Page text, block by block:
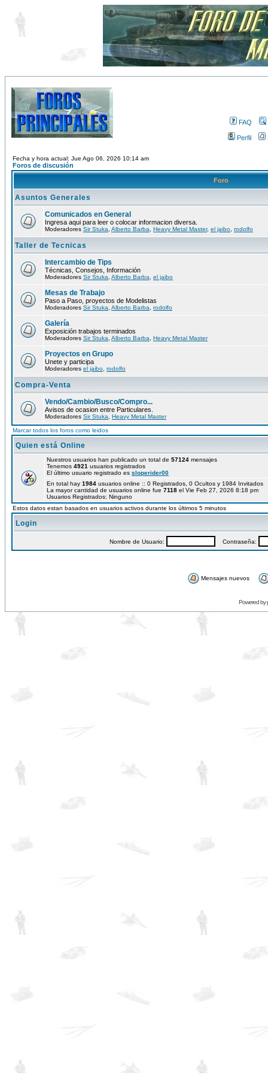
FAQ
Perfil
Fecha y hora actual: Jue Ago 06, 2026 10:14 am
Foros de discusión
Foro
Asuntos Generales
Comunicados en General
Ingresa aqui para leer o colocar informacion diversa.
Moderadores Sir Stuka Alberto Barba Heavy Metal Master, el jaibo rodolfo
Taller de Tecnicas
Intercambio de Tips
Técnicas, Consejos, Información
Moderadores Sir Stuka Alberto Barba el jaibo
Mesas de Trabajo
Paso a Paso, proyectos de Modelistas
Moderadores Sir Stuka Alberto Barba rodolfo
Galería
Exposición trabajos terminados
Moderadores Sir Stuka Alberto Barba Heavy Metal Master
Proyectos en Grupo
Unete y participa
Moderadores el jaibo rodolfo
Compra-Venta
Vendo/Cambio/Busco/Compro...
Avisos de ocasion entre Particulares.
Moderadores Sir Stuka Heavy Metal Master
Marcar todos los foros como leidos
Quien está Online
Nuestros usuarios han publicado un total de 57124 mensajes
Tenemos 4921 usuarios registrados
El último usuario registrado es sloperider00
En total hay 1984 usuarios online :: 0 Registrados, 0 Ocultos y 1984
La mayor cantidad de usuarios online fue 7118 el Vie Feb 27, 2026 8:18 pm
Usuarios Registrados: Ninguno
Estos datos estan basados en usuarios activos durante los últimos 5 minutos
Login
Nombre de Usuario: Contraseña:
Mensajes nuevos
Powered by